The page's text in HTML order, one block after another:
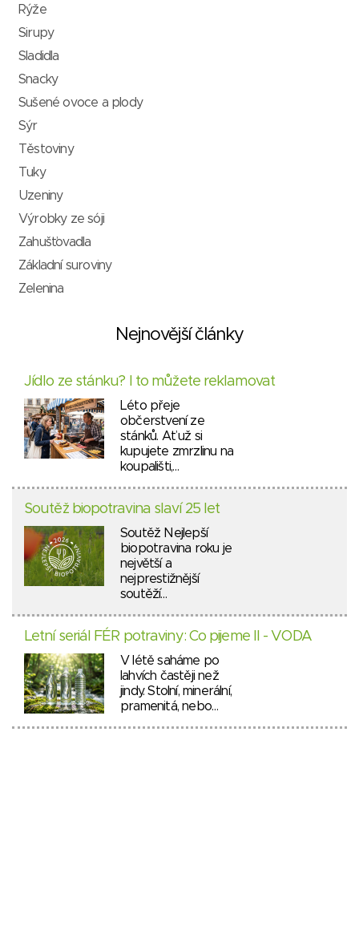
Rýže
Sirupy
Sladidla
Snacky
Sušené ovoce a plody
Sýr
Těstoviny
Tuky
Uzeniny
Výrobky ze sóji
Zahušťovadla
Základní suroviny
Zelenina
Nejnovější články
Jídlo ze stánku? I to můžete reklamovat
Léto přeje
občerstvení ze
stánků. Ať už si
kupujete zmrzlinu na
koupališti,…
Soutěž biopotravina slaví 25 let
Soutěž Nejlepší
biopotravina roku je
největší a
nejprestižnější
soutěží…
Letní seriál FÉR potraviny: Co pijeme II - VODA
V létě saháme po
lahvích častěji než
jindy. Stolní, minerální,
pramenitá, nebo…